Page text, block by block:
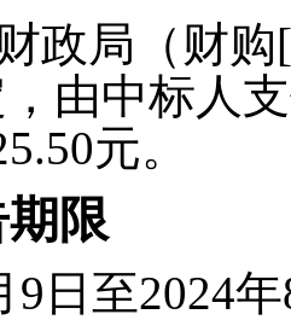
政局（财购
由中标人
元。
限
9 日至2024年